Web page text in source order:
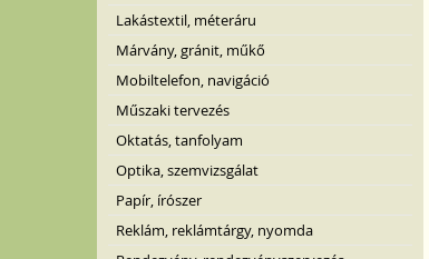
Lakástextil, méteráru
Márvány, gránit, műkő
Mobiltelefon, navigáció
Műszaki tervezés
Oktatás, tanfolyam
Optika, szemvizsgálat
Papír, írószer
Reklám, reklámtárgy, nyomda